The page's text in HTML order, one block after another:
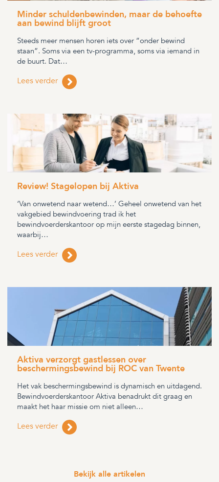
Minder schuldenbewinden, maar de behoefte
aan bewind blijft groot
Steeds meer mensen horen iets over “onder bewind
staan”. Soms via een tv-programma, soms via iemand in
de buurt. Dat…
Lees verder
Review! Stagelopen bij Aktiva
‘Van onwetend naar wetend…’ Geheel onwetend van het
vakgebied bewindvoering trad ik het
bewindvoerderskantoor op mijn eerste stagedag binnen,
waarbij…
Lees verder
Aktiva verzorgt gastlessen over
beschermingsbewind bij ROC van Twente
Het vak beschermingsbewind is dynamisch en uitdagend.
Bewindvoerderskantoor Aktiva benadrukt dit graag en
maakt het haar missie om niet alleen…
Lees verder
Bekijk alle artikelen